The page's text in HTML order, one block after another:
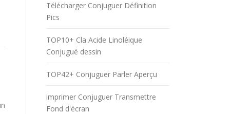
Télécharger Conjuguer Définition
Pics
TOP10+ Cla Acide Linoléique
Conjugué dessin
TOP42+ Conjuguer Parler Aperçu
imprimer Conjuguer Transmettre
Fond d'écran